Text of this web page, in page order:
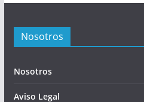
Nosotros
Nosotros
Aviso Legal